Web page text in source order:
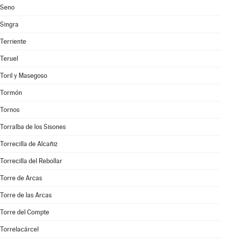
Seno
Singra
Terriente
Teruel
Toril y Masegoso
Tormón
Tornos
Torralba de los Sisones
Torrecilla de Alcañiz
Torrecilla del Rebollar
Torre de Arcas
Torre de las Arcas
Torre del Compte
Torrelacárcel